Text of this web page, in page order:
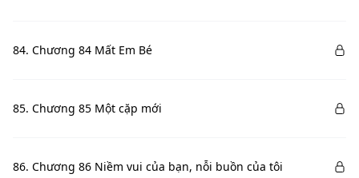
84. Chương 84 Mất Em Bé
85. Chương 85 Một cặp mới
86. Chương 86 Niềm vui của bạn, nỗi buồn của tôi